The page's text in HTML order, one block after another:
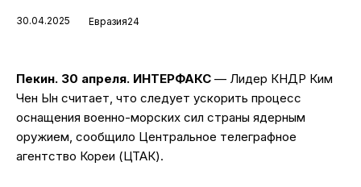
30.04.2025 Евразия24
Пекин. 30 апреля. ИНТЕРФАКС — Лидер КНДР Ким
Чен Ын считает, что следует ускорить процесс
оснащения военно-морских сил страны ядерным
оружием, сообщило Центральное телеграфное
агентство Кореи (ЦТАК).